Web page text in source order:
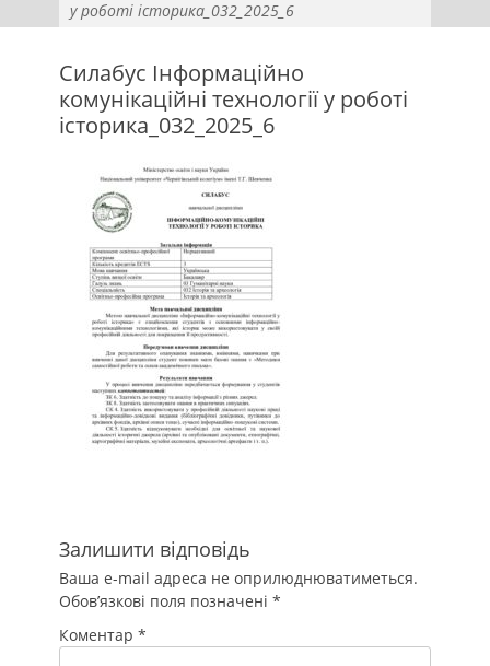
у роботі історика_032_2025_6
Силабус Інформаційно
комунікаційні технології у роботі
історика_032_2025_6
Залишити відповідь
Ваша e-mail адреса не оприлюднюватиметься.
Обов’язкові поля позначені *
Коментар *